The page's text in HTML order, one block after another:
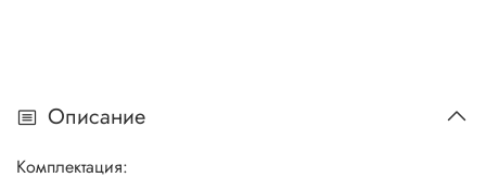
Описание
Комплектация: